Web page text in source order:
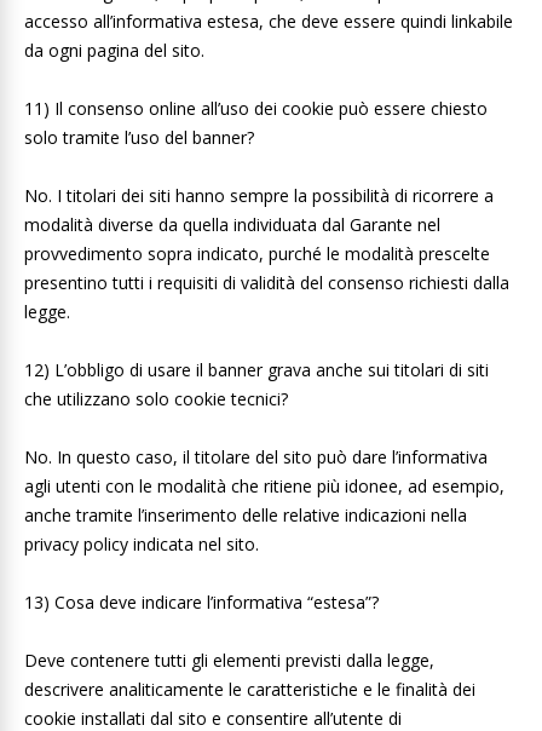
accesso all’informativa estesa, che deve essere quindi linkabile
da ogni pagina del sito.
11) Il consenso online all’uso dei cookie può essere chiesto
solo tramite l’uso del banner?
No. I titolari dei siti hanno sempre la possibilità di ricorrere a
modalità diverse da quella individuata dal Garante nel
provvedimento sopra indicato, purché le modalità prescelte
presentino tutti i requisiti di validità del consenso richiesti dalla
legge.
12) L’obbligo di usare il banner grava anche sui titolari di siti
che utilizzano solo cookie tecnici?
No. In questo caso, il titolare del sito può dare l’informativa
agli utenti con le modalità che ritiene più idonee, ad esempio,
anche tramite l’inserimento delle relative indicazioni nella
privacy policy indicata nel sito.
13) Cosa deve indicare l’informativa “estesa”?
Deve contenere tutti gli elementi previsti dalla legge,
descrivere analiticamente le caratteristiche e le finalità dei
cookie installati dal sito e consentire all’utente di